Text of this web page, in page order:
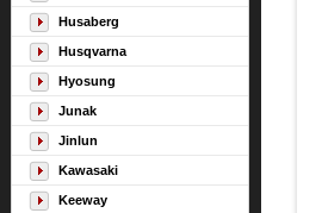
Husaberg
Husqvarna
Hyosung
Junak
Jinlun
Kawasaki
Keeway